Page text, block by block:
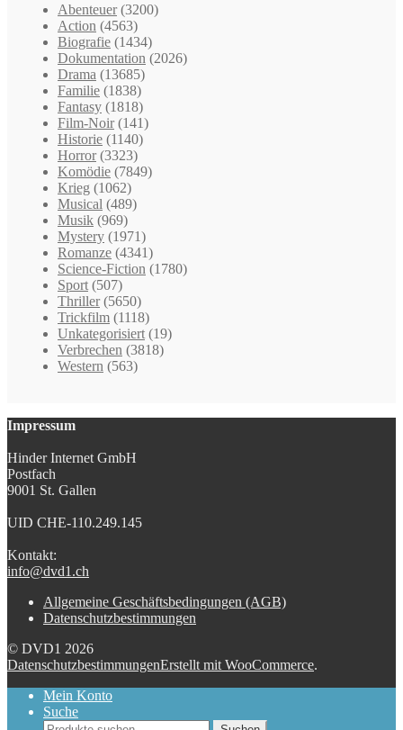
Abenteuer (3200)
Action (4563)
Biografie (1434)
Dokumentation (2026)
Drama (13685)
Familie (1838)
Fantasy (1818)
Film-Noir (141)
Historie (1140)
Horror (3323)
Komödie (7849)
Krieg (1062)
Musical (489)
Musik (969)
Mystery (1971)
Romanze (4341)
Science-Fiction (1780)
Sport (507)
Thriller (5650)
Trickfilm (1118)
Unkategorisiert (19)
Verbrechen (3818)
Western (563)
Impressum
Hinder Internet GmbH
Postfach
9001 St. Gallen
UID CHE-110.249.145
Kontakt:
info@dvd1.ch
Allgemeine Geschäftsbedingungen (AGB)
Datenschutzbestimmungen
© DVD1 2026
DatenschutzbestimmungenErstellt mit WooCommerce.
Mein Konto
Suche
Suchen